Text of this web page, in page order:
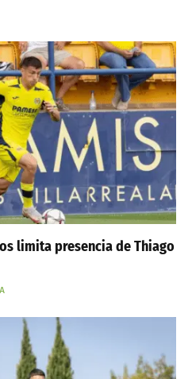
limita presencia de Thiago